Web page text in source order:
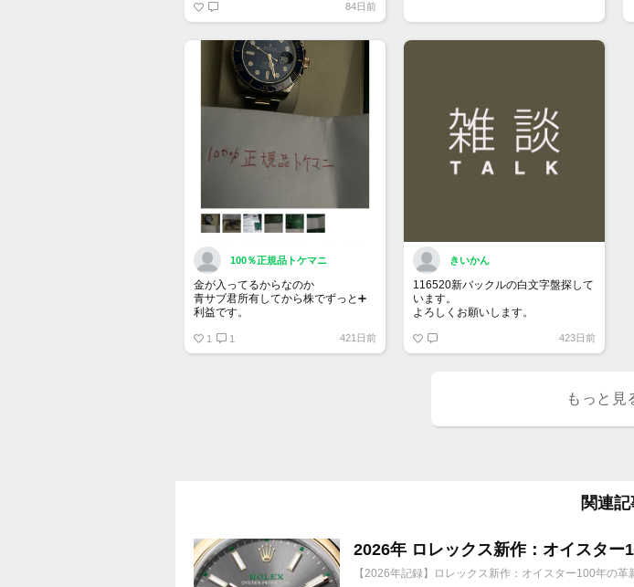
へ戻ります。
トップページでお気に入り登録がで
詳しくはマイページ＞お知らせをご
確認ください。
84日前
100％正規品トケマニ
金が入ってるからなのか
青サブ君所有してから株でずっと➕
利益です。
銘柄番号7932 ニッピ
1 1 421日前
きいかん
116520新バックルの白文字盤探して
います。
よろしくお願いします。
423日前
もっと見
関連記
2026年 ロレックス新作：オイスター
【2026年記録】ロレックス新作：オイスター100年の革